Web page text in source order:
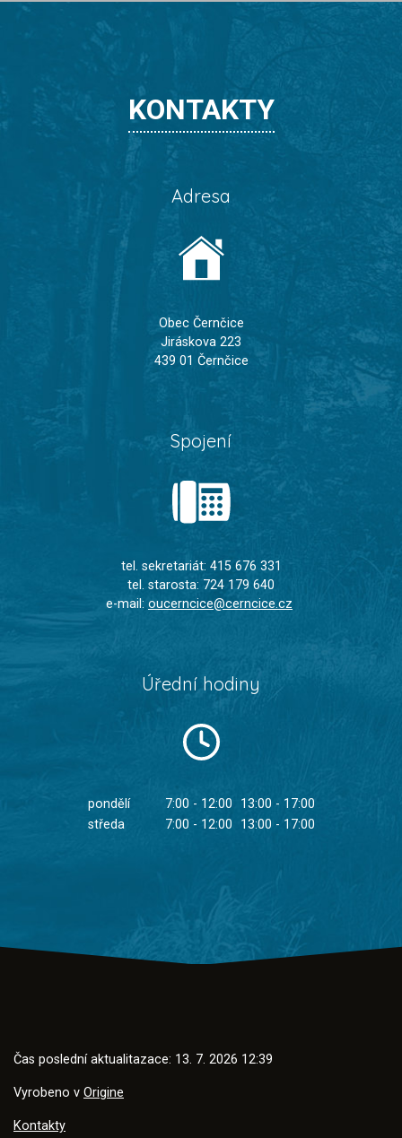
KONTAKTY
Adresa
Obec Černčice
Jiráskova 223
439 01 Černčice
Spojení
tel. sekretariát: 415 676 331
tel. starosta: 724 179 640
e-mail: oucerncice@cerncice.cz
Úřední hodiny
pondělí 7:00 - 12:00
13:00 - 17:00
středa
7:00 - 12:00 13:00 - 17:00
Čas poslední aktualitazace: 13. 7. 2026 12:39
Vyrobeno v Origine
Kontakty